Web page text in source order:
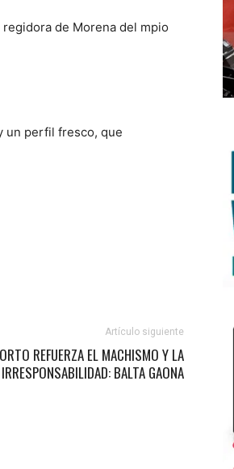
de Morena del mpio
un perfil fresco, que
Artículo siguiente
REFUERZA EL MACHISMO Y LA
IRRESPONSABILIDAD: BALTA GAONA